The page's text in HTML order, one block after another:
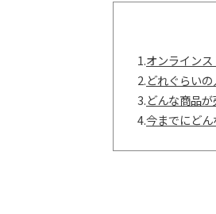
1.オンライン
2.どれぐらい
3.どんな商品
4.今までにど